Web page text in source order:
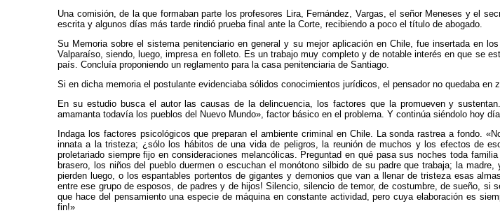
Una comisión, de la que formaban parte los profesores Lira, Fernández, Vargas, el señor Meneses y el
escrita y algunos días más tarde rindió prueba final ante la Corte, recibiendo a poco el título de abogado.
Su Memoria sobre el sistema penitenciario en general y su mejor aplicación en Chile, fue insertada en
Valparaíso, siendo, luego, impresa en folleto. Es un trabajo muy completo y de notable interés en que se
país. Concluía proponiendo un reglamento para la casa penitenciaria de Santiago.
Si en dicha memoria el postulante evidenciaba sólidos conocimientos jurídicos, el pensador no quedaba
En su estudio busca el autor las causas de la delincuencia, los factores que la promueven y
amamanta todavía los pueblos del Nuevo Mundo», factor básico en el problema. Y continúa siéndolo hoy
Indaga los factores psicológicos que preparan el ambiente criminal en Chile. La sonda rastrea a fondo.
innata a la tristeza; ¿sólo los hábitos de una vida de peligros, la reunión de muchos y los efectos de
proletariado siempre fijo en consideraciones melancólicas. Preguntad en qué pasa sus noches toda
brasero, los niños del pueblo duermen o escuchan el monótono silbido de su padre que trabaja; la
pierden luego, o los espantables portentos de gigantes y demonios que van a llenar de tristeza esas
entre ese grupo de esposos, de padres y de hijos! Silencio, silencio de temor, de costumbre, de sueño,
que hace del pensamiento una especie de máquina en constante actividad, pero cuya elaboración es
fin!»